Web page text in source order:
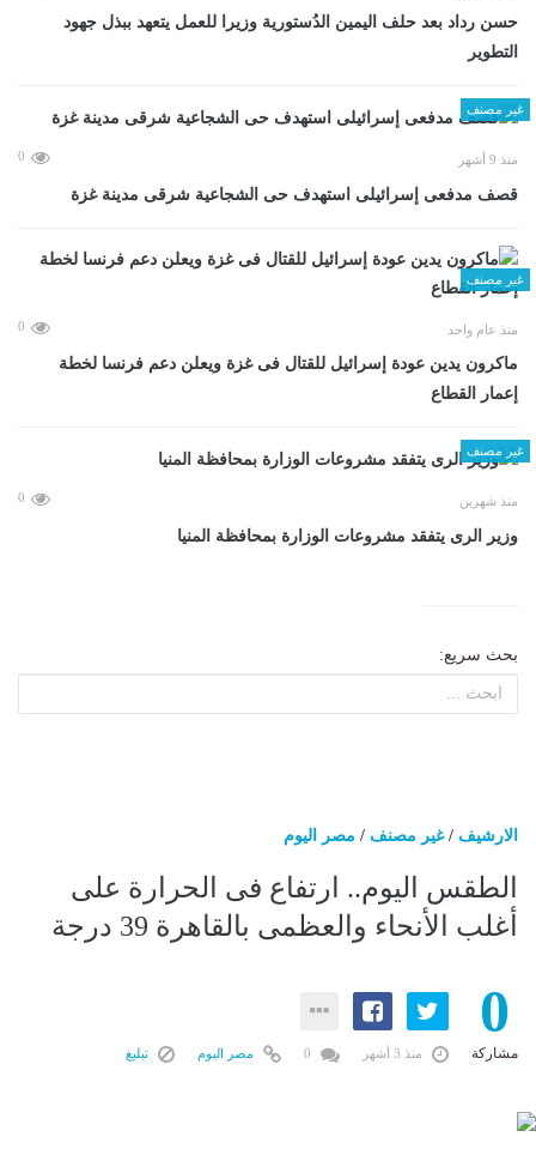
حسن رداد بعد حلف اليمين الدُستورية وزيرا للعمل يتعهد ببذل جهود
التطوير
غير مصنف
منذ 9 أشهر 0
قصف مدفعى إسرائيلى استهدف حى الشجاعية شرقى مدينة غزة
غير مصنف
منذ عام واحد 0
ماكرون يدين عودة إسرائيل للقتال فى غزة ويعلن دعم فرنسا لخطة
إعمار القطاع
غير مصنف
منذ شهرين 0
وزير الرى يتفقد مشروعات الوزارة بمحافظة المنيا
بحث سريع:
الارشيف /غير مصنف / مصر اليوم
الطقس اليوم.. ارتفاع فى الحرارة على
أغلب الأنحاء والعظمى بالقاهرة 39 درجة
0
مشاركة منذ 3 أشهر مصر اليوم تبليغ